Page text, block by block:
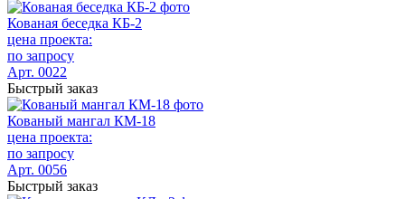
Кованая беседка КБ-2
цена проекта:
по запросу
Арт. 0022
Быстрый заказ
Кованый мангал КМ-18
цена проекта:
по запросу
Арт. 0056
Быстрый заказ